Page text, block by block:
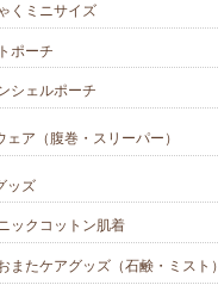
くミニサイズ
ポーチ
シェルポーチ
ェア（腹巻・スリーパー）
ッズ
ックコットン肌着
またケアグッズ（石鹸・ミスト）